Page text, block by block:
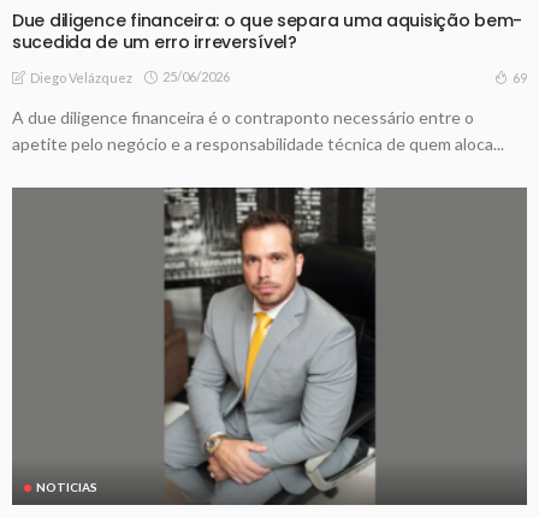
Due diligence financeira: o que separa uma aquisição bem-
sucedida de um erro irreversível?
Diego Velázquez 25/06/2026 69
A due diligence financeira é o contraponto necessário entre o
apetite pelo negócio e a responsabilidade técnica de quem aloca...
NOTICIAS